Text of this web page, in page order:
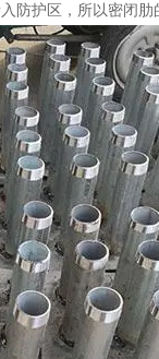
护区，所以密闭肋